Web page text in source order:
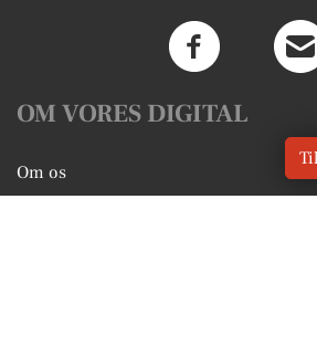
OM VORES DIGITAL
Om os